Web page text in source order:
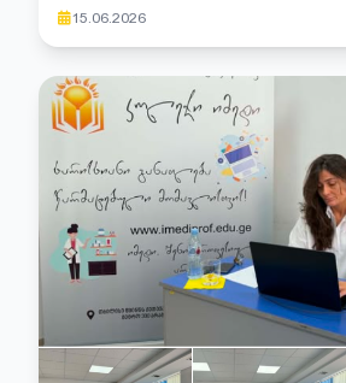
ᲓᲐ ᲗᲐᲠᲯᲘᲛᲜᲔᲑᲡ💛💛💛
ᲒᲘᲡᲣᲠᲕᲔᲑᲗ ᲬᲐᲠᲛᲐᲢᲔᲑᲔᲑᲡ ☀️☀️
15.06.2026